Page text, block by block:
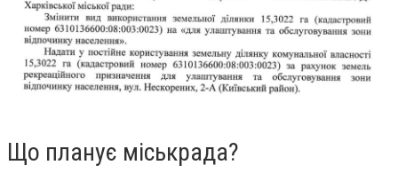
Що планує міськрада?